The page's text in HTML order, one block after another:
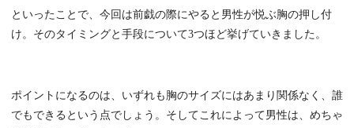
といったことで、今回は前戯の際にやると男性が悦ぶ胸の押し付
け。そのタイミングと手段について3つほど挙げていきました。
ポイントになるのは、いずれも胸のサイズにはあまり関係なく、誰
でもできるという点でしょう。そしてこれによって男性は、めちゃ